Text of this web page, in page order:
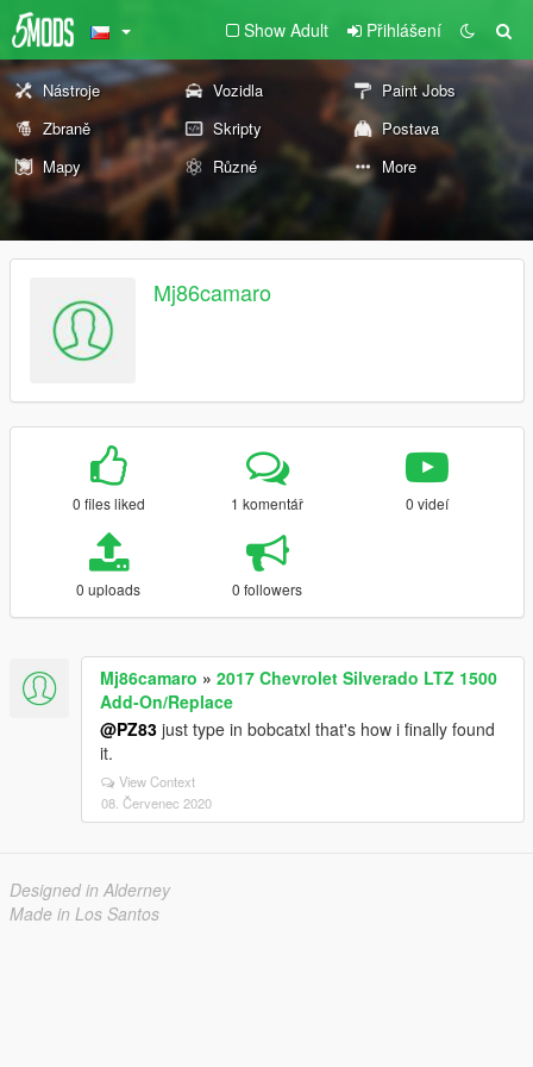
Show Adult Přihlášení
Nástroje Vozidla
Paint Jobs
Zbraně
Skripty
Postava
Mapy
Různé More
Mj86camaro
0 files liked 1 komentář 0 videí
0 uploads 0 followers
Mj86camaro » 2017 Chevrolet Silverado LTZ 1500
Add-On/Replace
@PZ83 just type in bobcatxl that's how i finally found
it.
View Context
08. Červenec 2020
Designed in Alderney
Made in Los Santos